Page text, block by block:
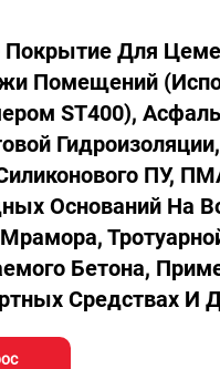
Покрытие Для
Помещений
ST400),
ПУ,
Оснований На
Бетона,
Средствах И